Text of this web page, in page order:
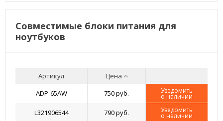
Совместимые блоки питания для
ноутбуков
Артикул
Цена
ADP-65AW
750 руб. Уведомить
о наличии
L321906544 790 руб. Уведомить
о наличии